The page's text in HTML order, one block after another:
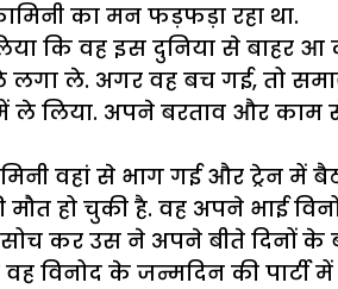
का मन फड़फड़ा रहा था.
कि वह इस दुनिया से बाहर
लगा ले. अगर वह बच गई, तो
ले लिया. अपने बरताव और काम
वहां से भाग गई और ट्रेन में
मौत हो चुकी है. वह अपने भाई
कर उस ने अपने बीते दिनों के
वह विनोद के जन्मदिन की